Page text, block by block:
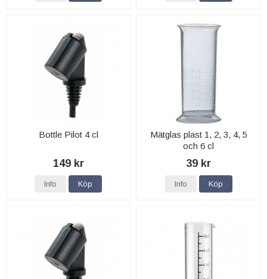
Bottle Pilot 4 cl
149 kr
Info Köp
Mätglas plast 1, 2, 3, 4, 5
och 6 cl
39 kr
Info Köp